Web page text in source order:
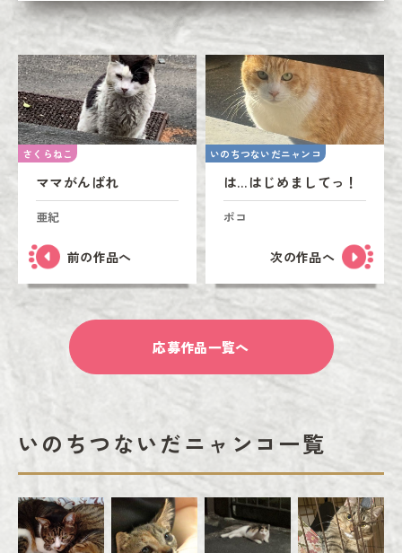
さくらねこ
ママがんばれ
亜紀
前の作品へ
いのちつないだニャンコ
は…はじめましてっ！
ポコ
次の作品へ
応募作品一覧へ
いのちつないだニャンコ一覧